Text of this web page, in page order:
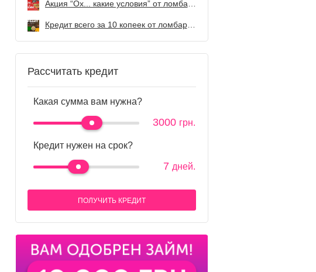
Кредит всего за 10 копеек от ломбарда Первый
Рассчитать кредит
Какая сумма вам нужна?
3000 грн.
Кредит нужен на срок?
7 дней.
ПОЛУЧИТЬ КРЕДИТ